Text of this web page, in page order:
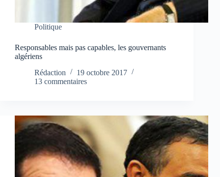
Politique
Responsables mais pas capables, les gouvernants
algériens
Rédaction
19 octobre 2017
13 commentaires